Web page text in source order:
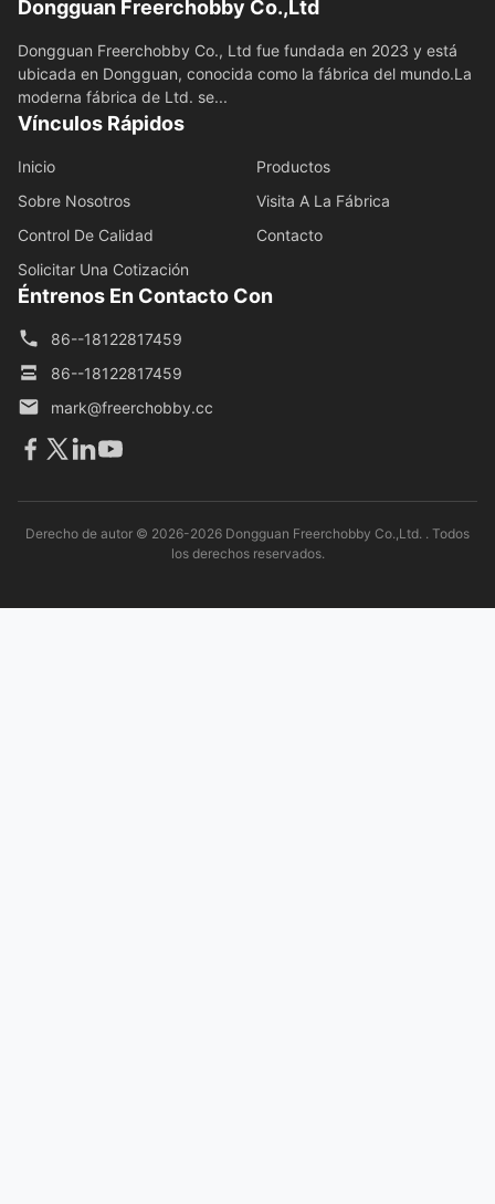
Dongguan Freerchobby Co.,Ltd
Dongguan Freerchobby Co., Ltd fue fundada en 2023 y está
ubicada en Dongguan, conocida como la fábrica del mundo.La
moderna fábrica de Ltd. se...
Vínculos Rápidos
Inicio
Productos
Sobre Nosotros
Visita A La Fábrica
Control De Calidad
Contacto
Solicitar Una Cotización
Éntrenos En Contacto Con
86--18122817459
86--18122817459
mark@freerchobby.cc
Derecho de autor © 2026-2026 Dongguan Freerchobby Co.,Ltd. . Todos
los derechos reservados.